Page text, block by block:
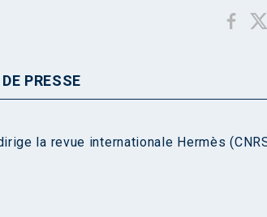
PRESSE
la revue internationale Hermès